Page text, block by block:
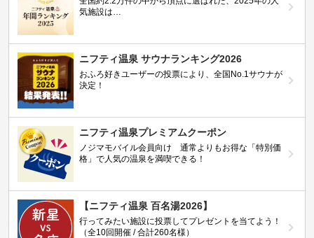
気施設は…
ニフティ温泉 サウナランキング2026
おふろ好きユーザーの投票により、全国No.1サウナが
決定！
ニフティ温泉プレミアムクーポン
ノジマモバイル会員向け 通常よりもお得な「特別価
格」で人気の温泉を満喫できる！
【ニフティ温泉 百名湯2026】
行ってみたい施設に投票してプレゼントを当てよう！
（全10回開催 / 合計260名様）